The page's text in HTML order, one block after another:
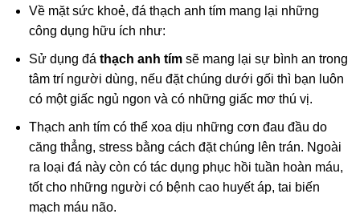
Về mặt sức khoẻ, đá thạch anh tím mang lại những
công dụng hữu ích như:
Sử dụng đá thạch anh tímsẽ mang lại sự bình an trong
tâm trí người dùng, nếu đặt chúng dưới gối thì bạn luôn
có một giấc ngủ ngon và có những giấc mơ thú vị.
Thạch anh tím có thể xoa dịu những cơn đau đầu do
căng thẳng, stress bằng cách đặt chúng lên trán. Ngoài
ra loại đá này còn có tác dụng phục hồi tuần hoàn máu,
tốt cho những người có bệnh cao huyết áp, tai biến
mạch máu não.